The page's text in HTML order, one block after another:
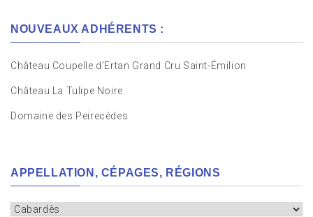
NOUVEAUX ADHÉRENTS :
Château Coupelle d’Ertan Grand Cru Saint-Émilion
Château La Tulipe Noire
Domaine des Peirecèdes
APPELLATION, CÉPAGES, RÉGIONS
Appellation,